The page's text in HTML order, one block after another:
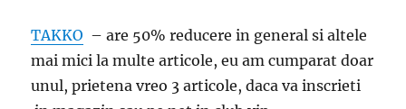
TAKKO – are 50% reducere in general si altele
mai mici la multe articole, eu am cumparat doar
unul, prietena vreo 3 articole, daca va inscrieti